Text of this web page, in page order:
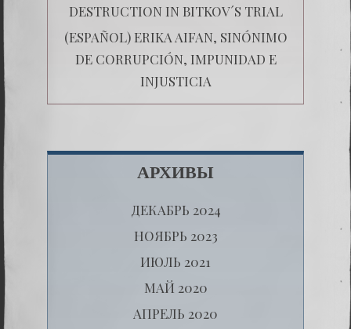
DESTRUCTION IN BITKOV´S TRIAL
(ESPAÑOL) ERIKA AIFAN, SINÓNIMO
DE CORRUPCIÓN, IMPUNIDAD E
INJUSTICIA
АРХИВЫ
ДЕКАБРЬ 2024
НОЯБРЬ 2023
ИЮЛЬ 2021
МАЙ 2020
АПРЕЛЬ 2020